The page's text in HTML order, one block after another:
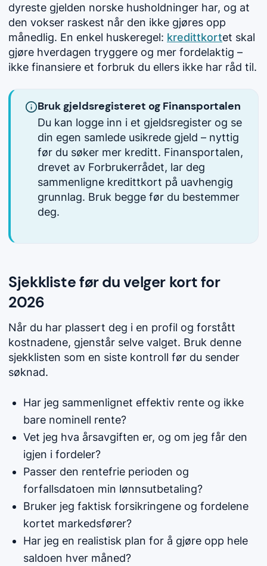
dyreste gjelden norske husholdninger har, og at
den vokser raskest når den ikke gjøres opp
månedlig. En enkel huskeregel: kredittkortet skal
gjøre hverdagen tryggere og mer fordelaktig –
ikke finansiere et forbruk du ellers ikke har råd til.
Bruk gjeldsregisteret og Finansportalen
Du kan logge inn i et gjeldsregister og se
din egen samlede usikrede gjeld – nyttig
før du søker mer kreditt. Finansportalen,
drevet av Forbrukerrådet, lar deg
sammenligne kredittkort på uavhengig
grunnlag. Bruk begge før du bestemmer
deg.
Sjekkliste før du velger kort for
2026
Når du har plassert deg i en profil og forstått
kostnadene, gjenstår selve valget. Bruk denne
sjekklisten som en siste kontroll før du sender
søknad.
Har jeg sammenlignet effektiv rente og ikke
bare nominell rente?
Vet jeg hva årsavgiften er, og om jeg får den
igjen i fordeler?
Passer den rentefrie perioden og
forfallsdatoen min lønnsutbetaling?
Bruker jeg faktisk forsikringene og fordelene
kortet markedsfører?
Har jeg en realistisk plan for å gjøre opp hele
saldoen hver måned?